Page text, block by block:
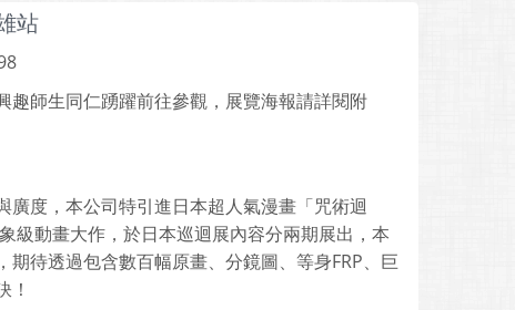
站
師生同仁踴躍前往參觀，展覽海報請詳閱附
度，本公司特引進日本超人氣漫畫「咒術迴
級動畫大作，於日本巡迴展內容分兩期展出，本
待透過包含數百幅原畫、分鏡圖、等身FRP、巨
！